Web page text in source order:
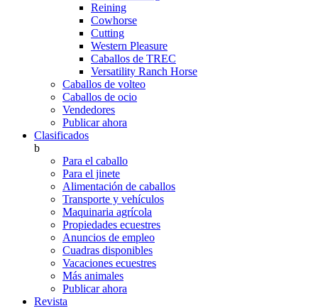
Reining
Cowhorse
Cutting
Western Pleasure
Caballos de TREC
Versatility Ranch Horse
Caballos de volteo
Caballos de ocio
Vendedores
Publicar ahora
Clasificados
b
Para el caballo
Para el jinete
Alimentación de caballos
Transporte y vehículos
Maquinaria agrícola
Propiedades ecuestres
Anuncios de empleo
Cuadras disponibles
Vacaciones ecuestres
Más animales
Publicar ahora
Revista